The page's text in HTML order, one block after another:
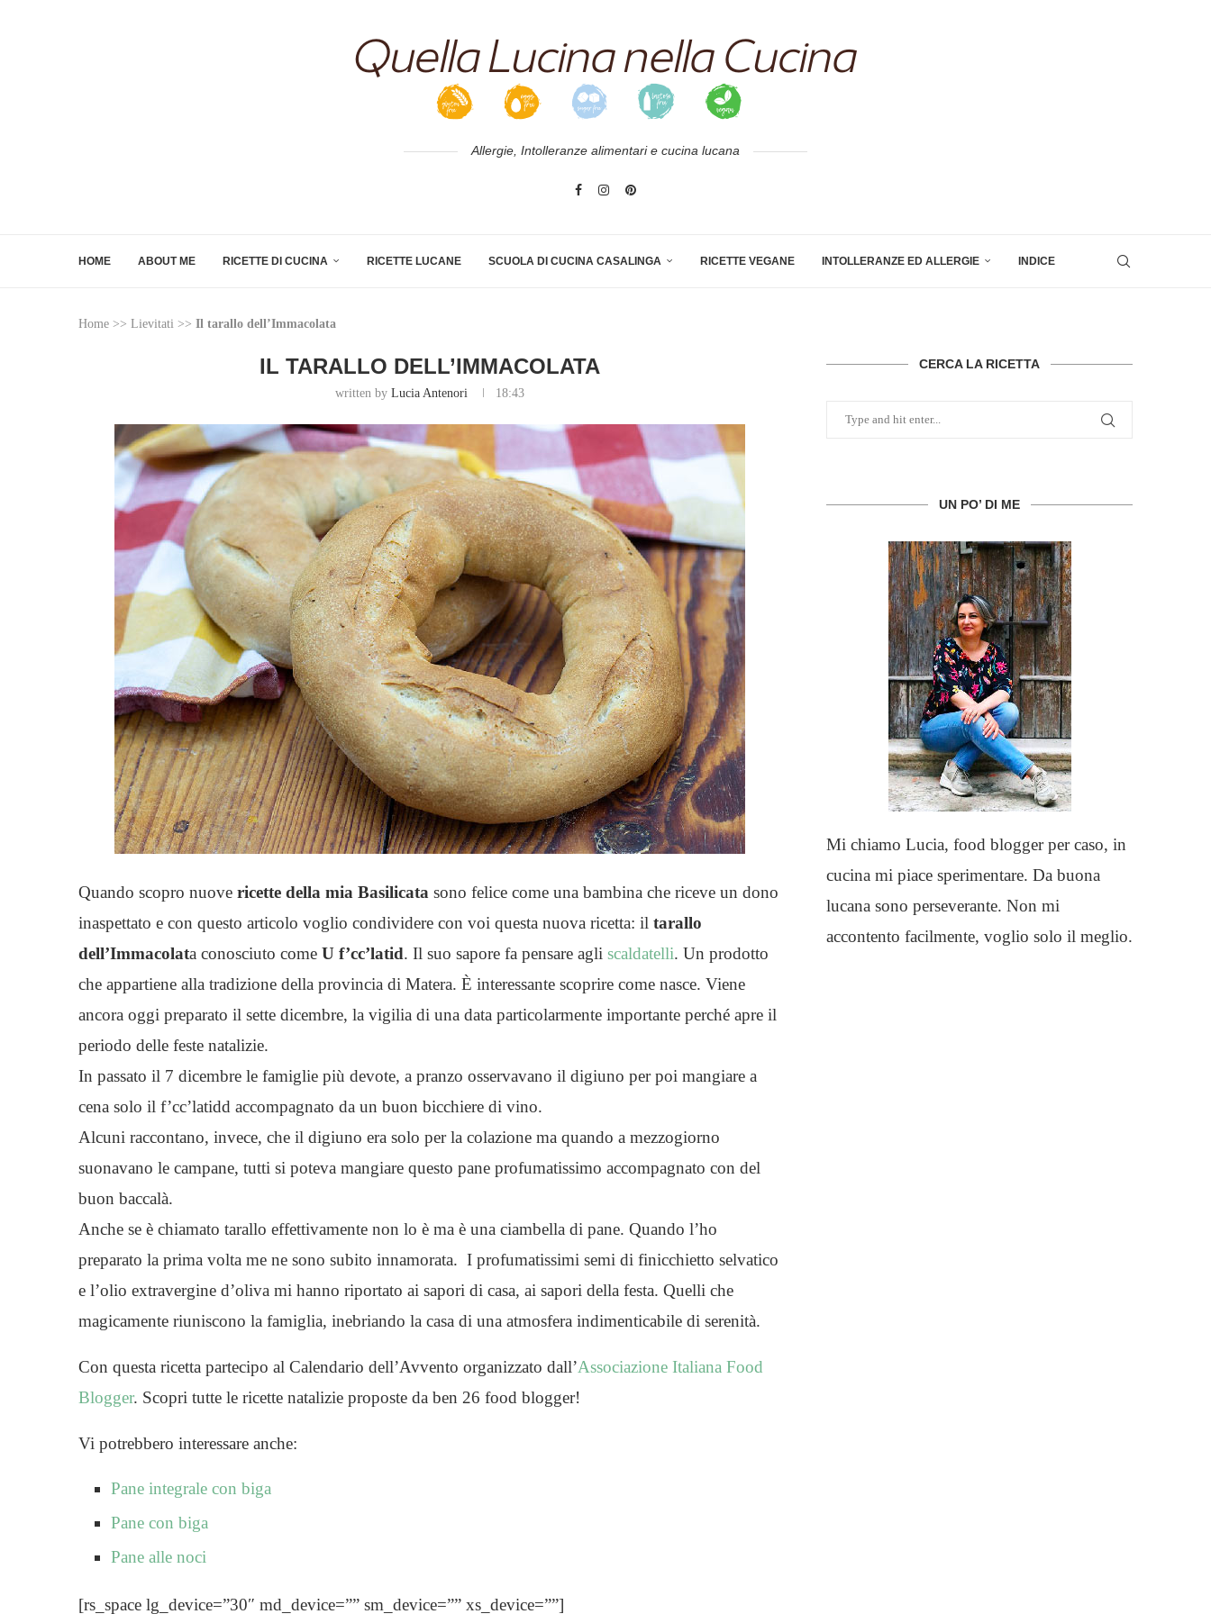
Allergie, Intolleranze alimentari e cucina lucana
HOME ABOUT ME RICETTE DI CUCINA RICETTE LUCANE SCUOLA DI CUCINA CASALINGA RICETTE VEGANE INTOLLERANZE ED ALLERGIE INDICE
Home >> Lievitati >> Il tarallo dell’Immacolata
IL TARALLO DELL’IMMACOLATA
written by Lucia Antenori 18:43
Quando scopro nuove ricette della mia Basilicata sono felice come una bambina che riceve un dono
inaspettato e con questo articolo voglio condividere con voi questa nuova ricetta: il tarallo
dell’Immacolata conosciuto come U f’cc’latid. Il suo sapore fa pensare agli scaldatelli. Un prodotto
che appartiene alla tradizione della provincia di Matera. È interessante scoprire come nasce. Viene
ancora oggi preparato il sette dicembre, la vigilia di una data particolarmente importante perché apre il
periodo delle feste natalizie.
In passato il 7 dicembre le famiglie più devote, a pranzo osservavano il digiuno per poi mangiare a
cena solo il f’cc’latidd accompagnato da un buon bicchiere di vino.
Alcuni raccontano, invece, che il digiuno era solo per la colazione ma quando a mezzogiorno
suonavano le campane, tutti si poteva mangiare questo pane profumatissimo accompagnato con del
buon baccalà.
Anche se è chiamato tarallo effettivamente non lo è ma è una ciambella di pane. Quando l’ho
preparato la prima volta me ne sono subito innamorata. I profumatissimi semi di finicchietto selvatico
e l’olio extravergine d’oliva mi hanno riportato ai sapori di casa, ai sapori della festa. Quelli che
magicamente riuniscono la famiglia, inebriando la casa di una atmosfera indimenticabile di serenità.
Con questa ricetta partecipo al Calendario dell’Avvento organizzato dall’Associazione Italiana Food
Blogger. Scopri tutte le ricette natalizie proposte da ben 26 food blogger!
Vi potrebbero interessare anche:
Pane integrale con biga
Pane con biga
Pane alle noci
[rs_space lg_device=”30″ md_device=”” sm_device=”” xs_device=””]
CERCA LA RICETTA
UN PO’ DI ME
Mi chiamo Lucia, food blogger per caso, in
cucina mi piace sperimentare. Da buona
lucana sono perseverante. Non mi
accontento facilmente, voglio solo il meglio.